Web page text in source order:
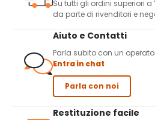
Su tutti gli ordini superiori a
da parte di rivenditori e
Aiuto e Contatti
Parla subito con un
Entra in chat
Parla con noi
Restituzione facile